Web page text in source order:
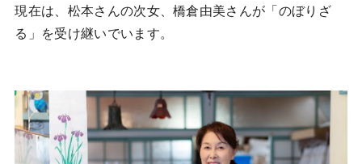
現在は、松本さんの次女、橋倉由美さんが「のぼりざ
る」を受け継いでいます。